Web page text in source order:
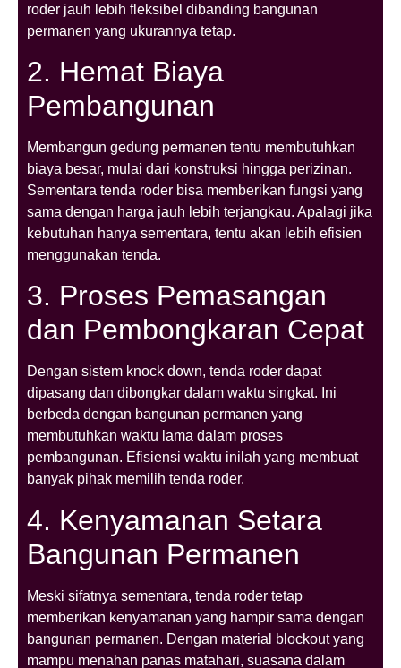
roder jauh lebih fleksibel dibanding bangunan
permanen yang ukurannya tetap.
2. Hemat Biaya
Pembangunan
Membangun gedung permanen tentu membutuhkan
biaya besar, mulai dari konstruksi hingga perizinan.
Sementara tenda roder bisa memberikan fungsi yang
sama dengan harga jauh lebih terjangkau. Apalagi jika
kebutuhan hanya sementara, tentu akan lebih efisien
menggunakan tenda.
3. Proses Pemasangan
dan Pembongkaran Cepat
Dengan sistem knock down, tenda roder dapat
dipasang dan dibongkar dalam waktu singkat. Ini
berbeda dengan bangunan permanen yang
membutuhkan waktu lama dalam proses
pembangunan. Efisiensi waktu inilah yang membuat
banyak pihak memilih tenda roder.
4. Kenyamanan Setara
Bangunan Permanen
Meski sifatnya sementara, tenda roder tetap
memberikan kenyamanan yang hampir sama dengan
bangunan permanen. Dengan material blockout yang
mampu menahan panas matahari, suasana dalam